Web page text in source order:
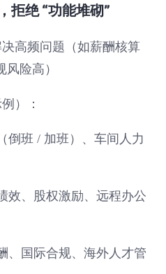
拒绝 “功能堆砌”
决高频问题（如薪酬核算
险高）
例）：
倒班 / 加班）、车间人力
效、股权激励、远程办公
、国际合规、海外人才管